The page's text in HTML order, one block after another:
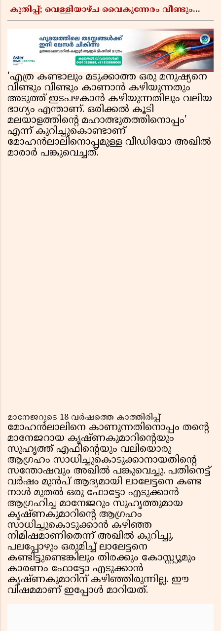
കുതിപ്പ്; വെള്ളിയാഴ്ച വൈകുന്നേരം വീണ്ടും
'എത്ര കണ്ടാലും മടുക്കാത്ത ഒരു മനുഷ്യനെ
വീണ്ടും വീണ്ടും കാണാൻ കഴിയുന്നതും
അടുത്ത് ഇടപഴകാൻ കഴിയുന്നതിലും വലിയ
ഭാഗ്യം എന്താണ്. ഒരിക്കൽ കൂടി
മലയാളത്തിൻ്റെ മഹാത്ഭുതത്തിനൊപ്പം'
എന്ന് കുറിച്ചുകൊണ്ടാണ്
മോഹൻലാലിനൊപ്പമുള്ള വീഡിയോ അഖിൽ
മാരാർ പങ്കുവെച്ചത്.
മാനേജറുടെ 18 വർഷത്തെ കാത്തിരിപ്പ്
മോഹൻലാലിനെ കാണുന്നതിനൊപ്പം തൻ്റെ
മാനേജറായ കൃഷ്ണകുമാറിൻ്റെയും
സുഹൃത്ത് എഫിൻ്റെയും വലിയൊരു
ആഗ്രഹം സാധിച്ചുകൊടുക്കാനായതിൻ്റെ
സന്തോഷവും അഖിൽ പങ്കുവെച്ചു. പതിനെട്ട്
വർഷം മുൻപ് ആദ്യമായി ലാലേട്ടനെ കണ്ട
നാൾ മുതൽ ഒരു ഫോട്ടോ എടുക്കാൻ
ആഗ്രഹിച്ച മാനേജറും സുഹൃത്തുമായ
കൃഷ്ണകുമാറിൻ്റെ ആഗ്രഹം
സാധിച്ചുകൊടുക്കാൻ കഴിഞ്ഞ
നിമിഷമാണിതെന്ന് അഖിൽ കുറിച്ചു.
പലപ്പോഴും ഒരുമിച്ച് ലാലേട്ടനെ
കണ്ടിട്ടുണ്ടെങ്കിലും തിരക്കും കോസ്റ്റ്യൂമും
കാരണം ഫോട്ടോ എടുക്കാൻ
കൃഷ്ണകുമാറിന് കഴിഞ്ഞിരുന്നില്ല. ഈ
വിഷമമാണ് ഇപ്പോൾ മാറിയത്.